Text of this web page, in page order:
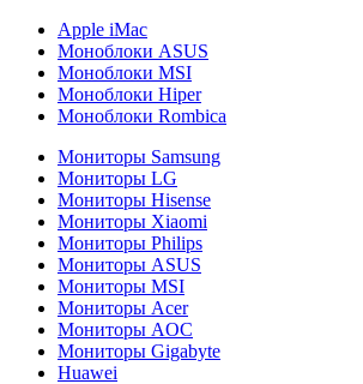
Apple iMac
Моноблоки ASUS
Моноблоки MSI
Моноблоки Hiper
Моноблоки Rombica
Мониторы Samsung
Мониторы LG
Мониторы Hisense
Мониторы Xiaomi
Мониторы Philips
Мониторы ASUS
Мониторы MSI
Мониторы Acer
Мониторы AOC
Мониторы Gigabyte
Huawei